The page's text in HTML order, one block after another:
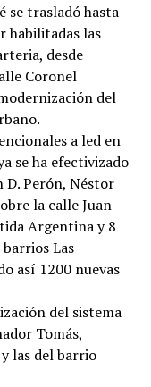
se trasladó hasta
habilitadas las
desde
Coronel
del
a led en
se ha efectivizado
D. Perón, Néstor
la calle Juan
Argentina y 8
Las
así 1200 nuevas
del sistema
Tomás,
las del barrio